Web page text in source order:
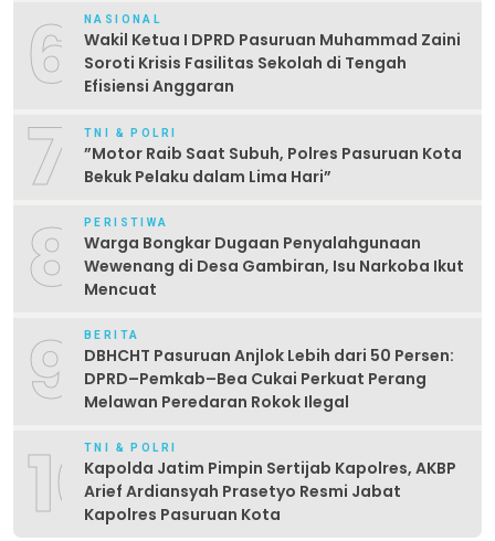
6 NASIONAL
Wakil Ketua I DPRD Pasuruan Muhammad Zaini
Soroti Krisis Fasilitas Sekolah di Tengah
Efisiensi Anggaran
7 TNI & POLRI
‎”Motor Raib Saat Subuh, Polres Pasuruan Kota
Bekuk Pelaku dalam Lima Hari” ‎
8 PERISTIWA
Warga Bongkar Dugaan Penyalahgunaan
Wewenang di Desa Gambiran, Isu Narkoba Ikut
Mencuat
9 BERITA
DBHCHT Pasuruan Anjlok Lebih dari 50 Persen:
DPRD–Pemkab–Bea Cukai Perkuat Perang
Melawan Peredaran Rokok Ilegal
10TNI & POLRI
Kapolda Jatim Pimpin Sertijab Kapolres, AKBP
Arief Ardiansyah Prasetyo Resmi Jabat
Kapolres Pasuruan Kota